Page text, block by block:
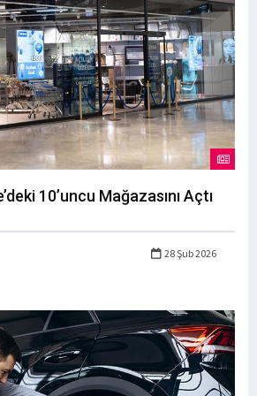
10’uncu Mağazasını Açtı
28 Şub 2026